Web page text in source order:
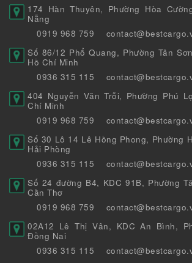
174 Hàn Thuyên, Phường Hòa
Nẵng
0919 968 759
Số 86/12 Phổ Quang, Phường Tân
Hồ Chí Minh
0936 315 115
404 Nguyễn Văn Trỗi, Phường Phú
Chí Minh
0919 968 759
Số 30 Lô 14 Lê Hồng Phong, Phường
Hải Phòng
0936 315 115
Số 24 đường B4, KDC 91B, Phường
Cần Thơ
0919 968 759
02A12 Lê Thị Vân, KDC An Bình,
Đồng Nai
0936 315 115